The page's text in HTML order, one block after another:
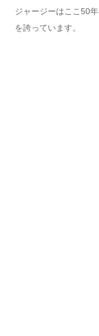
ジャージーはここ50
を誇っています。